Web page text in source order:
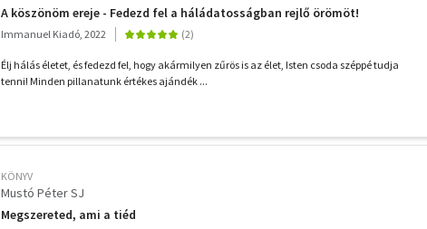
A köszönöm ereje - Fedezd fel a háládatosságban rejlő örömöt!
Immanuel Kiadó, 2022
Élj hálás életet, és fedezd fel, hogy akármilyen zűrös is az élet, Isten csoda széppé tudja
tenni! Minden pillanatunk értékes ajándék ...
KÖNYV
Mustó Péter SJ
Megszereted, ami a tiéd